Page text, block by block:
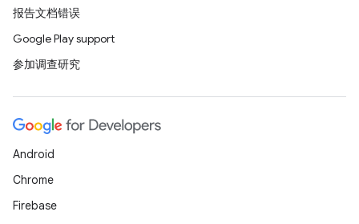
报告文档错误
Google Play support
参加调查研究
Android
Chrome
Firebase